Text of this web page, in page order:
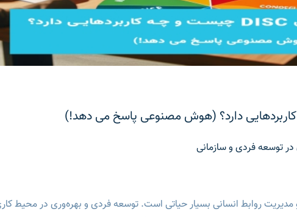
مدیریت روابط انسانی بسیار حیاتی است. توسعه فردی و بهره‌وری در محیط